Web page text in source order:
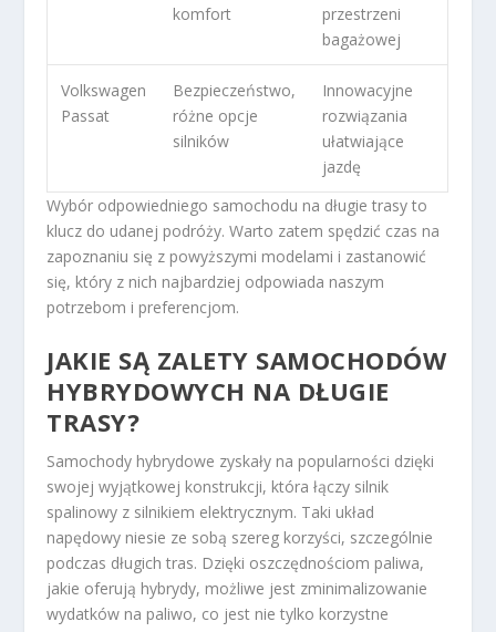
komfort
przestrzeni
bagażowej
Volkswagen
Passat
Bezpieczeństwo,
różne opcje
silników
Innowacyjne
rozwiązania
ułatwiające
jazdę
Wybór odpowiedniego samochodu na długie trasy to
klucz do udanej podróży. Warto zatem spędzić czas na
zapoznaniu się z powyższymi modelami i zastanowić
się, który z nich najbardziej odpowiada naszym
potrzebom i preferencjom.
JAKIE SĄ ZALETY SAMOCHODÓW
HYBRYDOWYCH NA DŁUGIE
TRASY?
Samochody hybrydowe zyskały na popularności dzięki
swojej wyjątkowej konstrukcji, która łączy silnik
spalinowy z silnikiem elektrycznym. Taki układ
napędowy niesie ze sobą szereg korzyści, szczególnie
podczas długich tras. Dzięki oszczędnościom paliwa,
jakie oferują hybrydy, możliwe jest zminimalizowanie
wydatków na paliwo, co jest nie tylko korzystne